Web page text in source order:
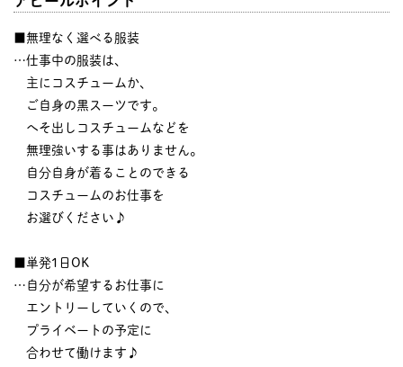
■無理なく選べる服装
…仕事中の服装は、
主にコスチュームか、
ご自身の黒スーツです。
へそ出しコスチュームなどを
無理強いする事はありません。
自分自身が着ることのできる
コスチュームのお仕事を
お選びください♪
■単発1日OK
…自分が希望するお仕事に
エントリーしていくので、
プライベートの予定に
合わせて働けます♪